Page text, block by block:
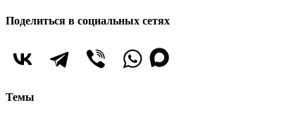
Поделиться в социальных сетях
Темы